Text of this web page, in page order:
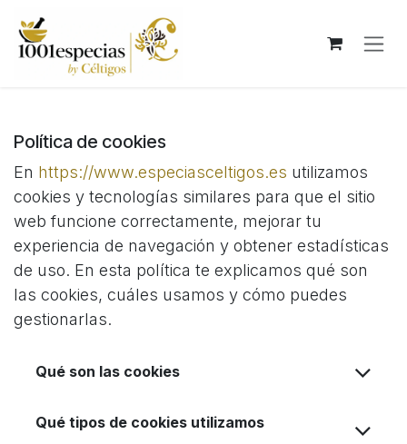
Política de cookies
En https://www.especiasceltigos.es utilizamos
cookies y tecnologías similares para que el sitio
web funcione correctamente, mejorar tu
experiencia de navegación y obtener estadísticas
de uso. En esta política te explicamos qué son
las cookies, cuáles usamos y cómo puedes
gestionarlas.
Qué son las cookies
Qué tipos de cookies utilizamos